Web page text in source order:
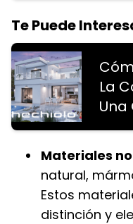
Te Puede
La
Una
Materiales
natural,
Estos
distinción y